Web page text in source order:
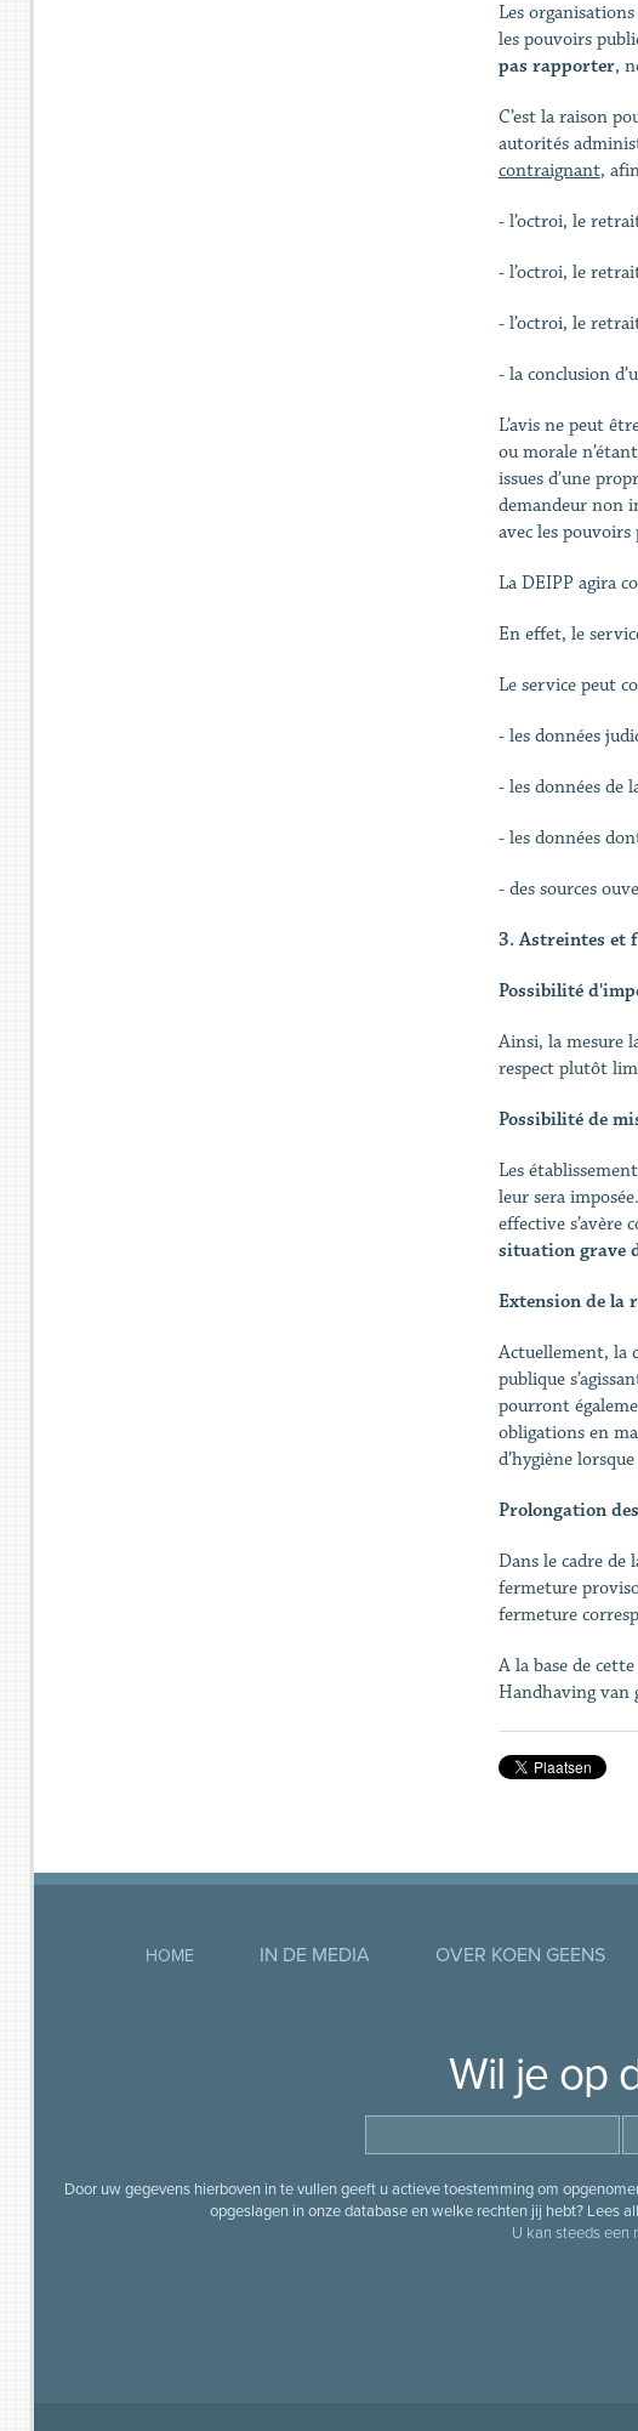
Les
les pouvoirs
pas rapporter,
C’est la raison
autorités
contraignant,
- l’octroi, le
- l’octroi, le
- l’octroi, le
- la conclusion
L’avis ne peut
ou morale
issues d’une
demandeur non
avec les pouvoirs
La DEIPP agira
En effet, le
Le service peut
- les données
- les données de
- les données
- des sources
3. Astreintes et
Possibilité
Ainsi, la mesure
respect plutôt
Possibilité de
Les
leur sera
effective s’avère
situation grave
Extension de la
Actuellement, la
publique
pourront
obligations en
d’hygiène
Prolongation
Dans le cadre de
fermeture
fermeture
A la base de
Handhaving van
HOME IN DE MEDIA OVER KOEN GEENS
Wil je op
Door uw gegevens hierboven in te vullen geeft u actieve toestemming om
opgeslagen in onze database en welke rechten jij hebt? Lees
U kan steeds een